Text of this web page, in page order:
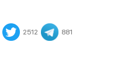
2512 881